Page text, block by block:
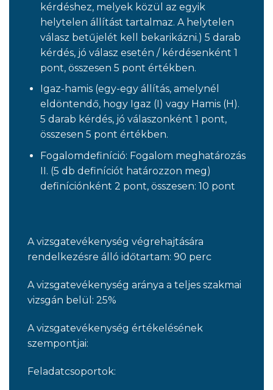
kérdéshez, melyek közül az egyik
helytelen állítást tartalmaz. A helytelen
válasz betűjelét kell bekarikázni.) 5 darab
kérdés, jó válasz esetén / kérdésenként 1
pont, összesen 5 pont értékben.
Igaz-hamis (egy-egy állítás, amelynél
eldöntendő, hogy Igaz (I) vagy Hamis (H).
5 darab kérdés, jó válaszonként 1 pont,
összesen 5 pont értékben.
Fogalomdefiníció: Fogalom meghatározás
II. (5 db definíciót határozzon meg)
definíciónként 2 pont, összesen: 10 pont
A vizsgatevékenység végrehajtására
rendelkezésre álló időtartam: 90 perc
A vizsgatevékenység aránya a teljes szakmai
vizsgán belül: 25%
A vizsgatevékenység értékelésének
szempontjai:
Feladatcsoportok: